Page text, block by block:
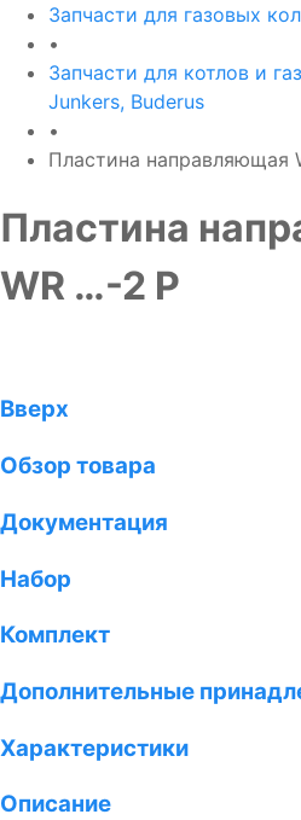
Запчасти для газовых
•
Запчасти для котлов и
Junkers, Buderus
•
Пластина направляющая
Пластина
WR …-2 P
Вверх
Обзор товара
Документация
Набор
Комплект
Дополнительные
Характеристики
Описание